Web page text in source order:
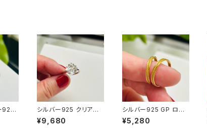
925
シルバー925 クリアスト
ーンカクテルリング（13
号）
¥9,680
シルバー925 GP ロー
プ模様リング（バラ売り）
¥5,280